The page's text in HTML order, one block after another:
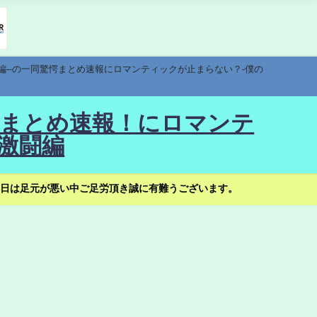
の一同驚愕まとめ速報にロマンティックが止まらない？-僕の
とめ速報！にロマンテ
闘編
足元が悪い中ご足労頂き誠に有難うございます。